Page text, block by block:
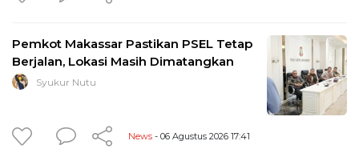
Pemkot Makassar Pastikan PSEL Tetap
Berjalan, Lokasi Masih Dimatangkan
Syukur Nutu
News - 06 Agustus 2026 17:41